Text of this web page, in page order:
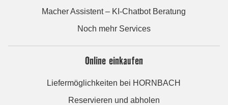
Macher Assistent – KI-Chatbot Beratung
Noch mehr Services
Online einkaufen
Liefermöglichkeiten bei HORNBACH
Reservieren und abholen